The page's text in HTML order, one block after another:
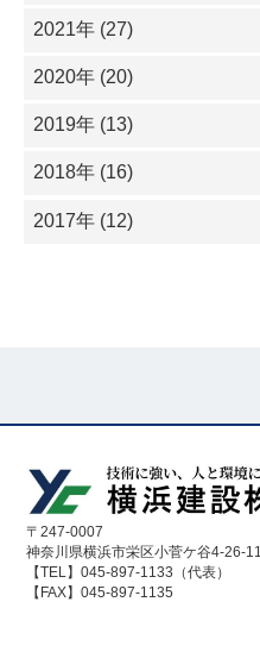
2021年 (27)
2020年 (20)
2019年 (13)
2018年 (16)
2017年 (12)
〒247-0007
神奈川県横浜市栄区小菅ケ谷4-26-11
【TEL】045-897-1133（代表）
【FAX】045-897-1135